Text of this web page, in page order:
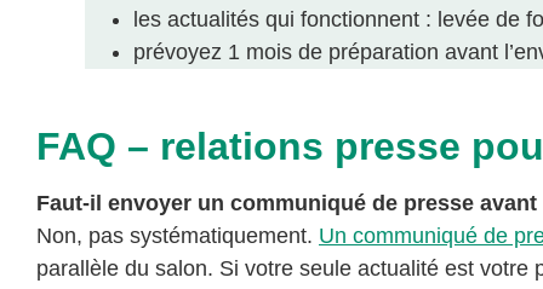
les actualités qui fonctionnent : levée de
prévoyez 1 mois de préparation avant
FAQ – relations presse
Faut-il envoyer un communiqué de presse
Non, pas systématiquement. Un communiqué de
parallèle du salon. Si votre seule actualité est votre